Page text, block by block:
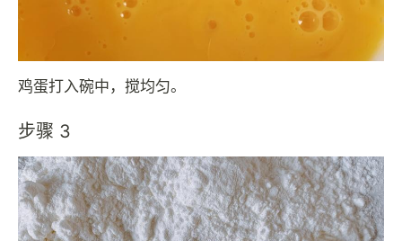
鸡蛋打入碗中，搅均匀。
步骤 3